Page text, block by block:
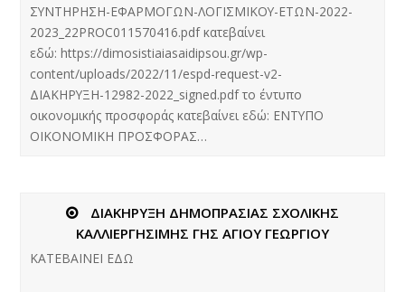
ΣΥΝΤΗΡΗΣΗ-ΕΦΑΡΜΟΓΩΝ-ΛΟΓΙΣΜΙΚΟΥ-ΕΤΩΝ-2022-
2023_22PROC011570416.pdf κατεβαίνει
εδώ: https://dimosistiaiasaidipsou.gr/wp-
content/uploads/2022/11/espd-request-v2-
ΔΙΑΚΗΡΥΞΗ-12982-2022_signed.pdf το έντυπο
οικονομικής προσφοράς κατεβαίνει εδώ: ΕΝΤΥΠΟ
ΟΙΚΟΝΟΜΙΚΗ ΠΡΟΣΦΟΡΑΣ…
ΔΙΑΚΗΡΥΞΗ ΔΗΜΟΠΡΑΣΙΑΣ ΣΧΟΛΙΚΗΣ
ΚΑΛΛΙΕΡΓΗΣΙΜΗΣ ΓΗΣ ΑΓΙΟΥ ΓΕΩΡΓΙΟΥ
ΚΑΤΕΒΑΙΝΕΙ ΕΔΩ